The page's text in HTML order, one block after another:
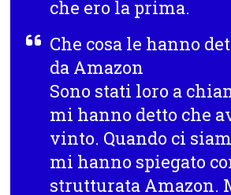
che ero la prima.
Che cosa le hanno
da Amazon
Sono stati loro a
mi hanno detto che
vinto. Quando ci
mi hanno spiegato
strutturata Amazon.